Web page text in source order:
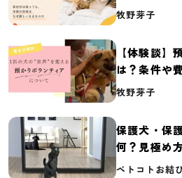
体の実態調
牧野芽子
【体験談】
は？条件や
介
牧野芽子
保護犬・保
何？見極め
要なものを
ペトコトお結